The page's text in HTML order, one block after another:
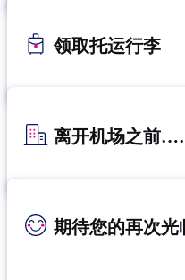
领取托运行李
离开机场之前
期待您的再次光